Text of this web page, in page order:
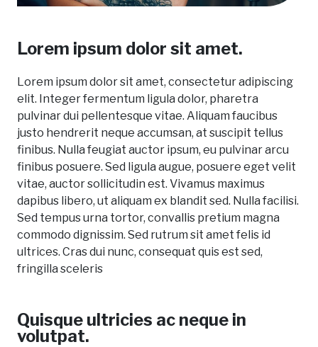
Lorem ipsum dolor sit amet.
Lorem ipsum dolor sit amet, consectetur adipiscing
elit. Integer fermentum ligula dolor, pharetra
pulvinar dui pellentesque vitae. Aliquam faucibus
justo hendrerit neque accumsan, at suscipit tellus
finibus. Nulla feugiat auctor ipsum, eu pulvinar arcu
finibus posuere. Sed ligula augue, posuere eget velit
vitae, auctor sollicitudin est. Vivamus maximus
dapibus libero, ut aliquam ex blandit sed. Nulla facilisi.
Sed tempus urna tortor, convallis pretium magna
commodo dignissim. Sed rutrum sit amet felis id
ultrices. Cras dui nunc, consequat quis est sed,
fringilla sceleris
Quisque ultricies ac neque in
volutpat.